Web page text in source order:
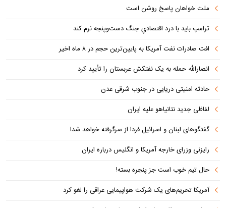
ملت خواهان پاسخ روشن است
ترامپ باید با درد اقتصادیِ جنگ دست‌و‌پنجه نرم کند
افت صادرات نفت آمریکا به پایین‌ترین حجم در ۸ ماه اخیر
انصارالله حمله به یک نفتکش عربستان را تأیید کرد
حادثه امنیتی دریایی در جنوب شرقی عدن
لفاظی جدید نتانیاهو علیه ایران
گفتگوهای لبنان و اسرائیل فردا از سرگرفته خواهد شد!
رایزنی وزرای خارجه آمریکا و انگلیس درباره ایران
حال تیم خوب است جز پنجره بسته!
آمریکا تحریم‌های یک شرکت هواپیمایی عراقی را لغو کرد